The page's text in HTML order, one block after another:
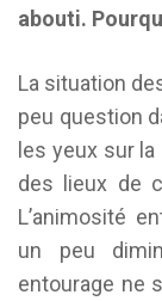
abouti.
La situation
peu question
les yeux sur
des lieux de
L’animosité
un peu
entourage ne